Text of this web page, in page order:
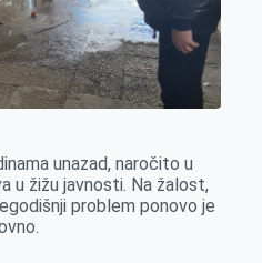
unazad, naročito u
u žižu javnosti. Na žalost,
problem ponovo je